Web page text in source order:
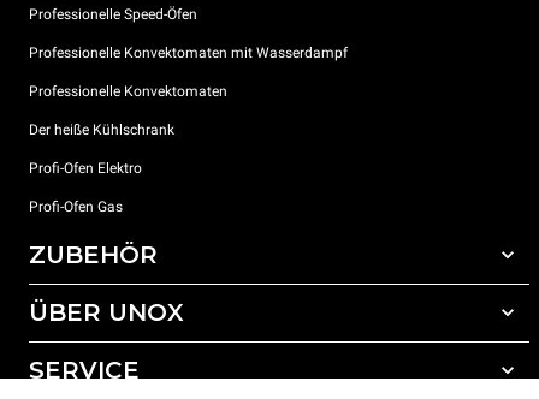
Professionelle Speed-Öfen
Professionelle Konvektomaten mit Wasserdampf
Professionelle Konvektomaten
Der heiße Kühlschrank
Profi-Ofen Elektro
Profi-Ofen Gas
ZUBEHÖR
Gesamtes Zubehör
ÜBER UNOX
Unsere Standorte weltweit
SERVICE